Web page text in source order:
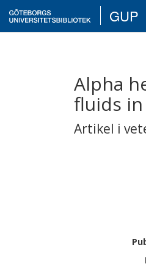
GUP
Alpha
fluids
Artikel i